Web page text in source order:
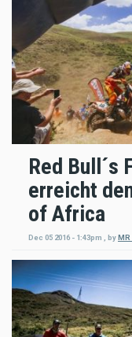
Red Bull´s
erreicht
of Africa
Dec 05 2016 - 1:43pm by